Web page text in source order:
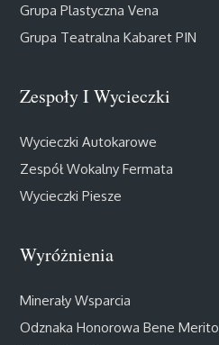
Grupa Plastyczna Vena
Grupa Teatralna Kabaret PIN
Zespoły I Wycieczki
Wycieczki Autokarowe
Zespół Wokalny Fermata
Wycieczki Piesze
Wyróżnienia
Minerały Wsparcia
Odznaka Honorowa Bene Merito